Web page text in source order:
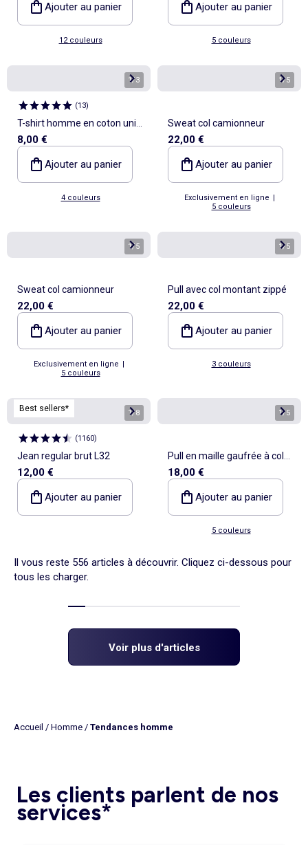
Ajouter au panier
12 couleurs
Ajouter au panier
5 couleurs
1/3
(13)
T-shirt homme en coton uni à
col rond
8,00 €
Ajouter au panier
4 couleurs
1/5
Sweat col camionneur
22,00 €
Ajouter au panier
Exclusivement en ligne |
5 couleurs
1/5
Sweat col camionneur
22,00 €
Ajouter au panier
Exclusivement en ligne |
5 couleurs
1/5
Pull avec col montant zippé
22,00 €
Ajouter au panier
3 couleurs
Best sellers* 1/8
(1160)
Jean regular brut L32
12,00 €
Ajouter au panier
1/5
Pull en maille gaufrée à col
rond
18,00 €
Ajouter au panier
5 couleurs
Il vous reste 556 articles à découvrir. Cliquez ci-dessous pour
tous les charger.
Voir plus d'articles
Accueil / Homme / Tendances homme
Les clients parlent de nos
services*